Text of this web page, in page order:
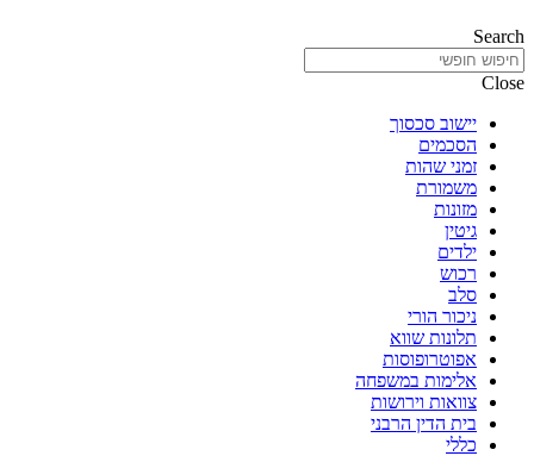
Search
Close
יישוב סכסוך
הסכמים
זמני שהות
משמורת
מזונות
גיטין
ילדים
רכוש
סלב
ניכור הורי
תלונות שווא
אפוטרופוסות
אלימות במשפחה
צוואות וירושות
בית הדין הרבני
כללי